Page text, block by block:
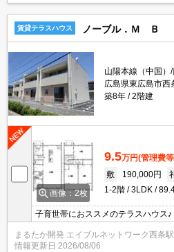
ビングは１７帖と広く、キッチンは
です♪
賃貸テラスハウス ノーブル．Ｍ Ｂ
山陽本線（中国）
広島県東広島市西
築8年
2階建
画像：2枚
9.5万円(管理費
敷
190,000円
1-2階
3LDK
子育世帯におススメのテラスハウ
す！ 保育所、小学校などの教育施
ｍと急な体調不良でも不安なし！
物施設が整う充実した好立地♪
まるたか開発 エイブルネットワーク西条
情報更新日 2026/08/06